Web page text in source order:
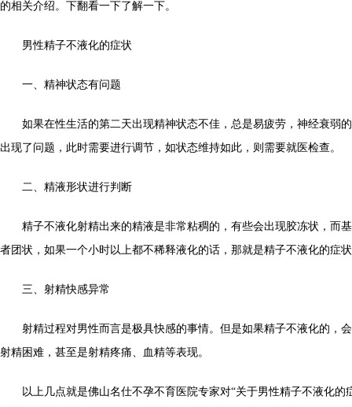
的相关介绍。下翻看一下了解一下。
男性精子不液化的症状
一、精神状态有问题
如果在性生活的第二天出现精神状态不佳，总是易疲劳，神经衰弱
出现了问题，此时需要进行调节，如状态维持如此，则需要就医检查。
二、精液形状进行判断
精子不液化射精出来的精液是非常粘稠的，有些会出现胶冻状，而
者团状，如果一个小时以上都不稀释液化的话，那就是精子不液化的症
三、射精快感异常
射精过程对男性而言是极具快感的事情。但是如果精子不液化的，
射精困难，甚至是射精疼痛、血精等表现。
以上几点就是佛山名仕不孕不育医院专家对“关于男性精子不液化的